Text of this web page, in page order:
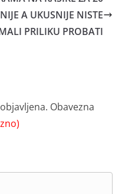
A UKUSNIJE NISTE
PRILIKU PROBATI
Obavezna